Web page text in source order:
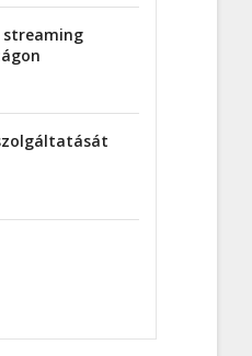
streaming